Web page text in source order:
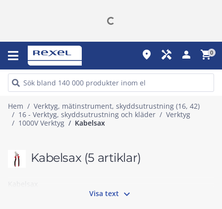
place handyman person shopping_cart0
Hem
Verktyg, mätinstrument, skyddsutrustning (16, 42)
16 - Verktyg, skyddsutrustning och kläder
Verktyg
1000V Verktyg
Kabelsax
Kabelsax (5 artiklar)
Visa text 